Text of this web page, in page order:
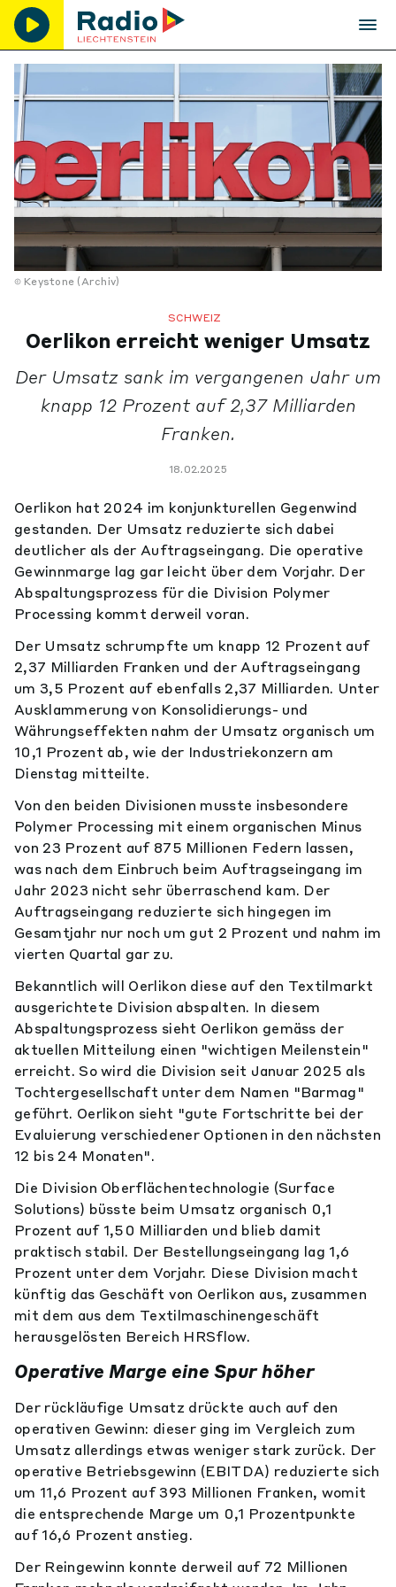
Keystone (Archiv)
SCHWEIZ
Oerlikon erreicht weniger Umsatz
Der Umsatz sank im vergangenen Jahr um
knapp 12 Prozent auf 2,37 Milliarden
Franken.
18.02.2025
Oerlikon hat 2024 im konjunkturellen Gegenwind
gestanden. Der Umsatz reduzierte sich dabei
deutlicher als der Auftragseingang. Die operative
Gewinnmarge lag gar leicht über dem Vorjahr. Der
Abspaltungsprozess für die Division Polymer
Processing kommt derweil voran.
Der Umsatz schrumpfte um knapp 12 Prozent auf
2,37 Milliarden Franken und der Auftragseingang
um 3,5 Prozent auf ebenfalls 2,37 Milliarden. Unter
Ausklammerung von Konsolidierungs- und
Währungseffekten nahm der Umsatz organisch um
10,1 Prozent ab, wie der Industriekonzern am
Dienstag mitteilte.
Von den beiden Divisionen musste insbesondere
Polymer Processing mit einem organischen Minus
von 23 Prozent auf 875 Millionen Federn lassen,
was nach dem Einbruch beim Auftragseingang im
Jahr 2023 nicht sehr überraschend kam. Der
Auftragseingang reduzierte sich hingegen im
Gesamtjahr nur noch um gut 2 Prozent und nahm im
vierten Quartal gar zu.
Bekanntlich will Oerlikon diese auf den Textilmarkt
ausgerichtete Division abspalten. In diesem
Abspaltungsprozess sieht Oerlikon gemäss der
aktuellen Mitteilung einen "wichtigen Meilenstein"
erreicht. So wird die Division seit Januar 2025 als
Tochtergesellschaft unter dem Namen "Barmag"
geführt. Oerlikon sieht "gute Fortschritte bei der
Evaluierung verschiedener Optionen in den nächsten
12 bis 24 Monaten".
Die Division Oberflächentechnologie (Surface
Solutions) büsste beim Umsatz organisch 0,1
Prozent auf 1,50 Milliarden und blieb damit
praktisch stabil. Der Bestellungseingang lag 1,6
Prozent unter dem Vorjahr. Diese Division macht
künftig das Geschäft von Oerlikon aus, zusammen
mit dem aus dem Textilmaschinengeschäft
herausgelösten Bereich HRSflow.
Operative Marge eine Spur höher
Der rückläufige Umsatz drückte auch auf den
operativen Gewinn: dieser ging im Vergleich zum
Umsatz allerdings etwas weniger stark zurück. Der
operative Betriebsgewinn (EBITDA) reduzierte sich
um 11,6 Prozent auf 393 Millionen Franken, womit
die entsprechende Marge um 0,1 Prozentpunkte
auf 16,6 Prozent anstieg.
Der Reingewinn konnte derweil auf 72 Millionen